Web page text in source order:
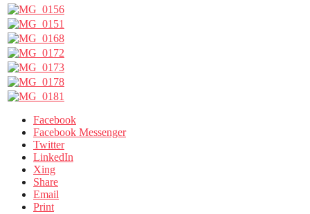
Facebook
Facebook Messenger
Twitter
LinkedIn
Xing
Share
Email
Print